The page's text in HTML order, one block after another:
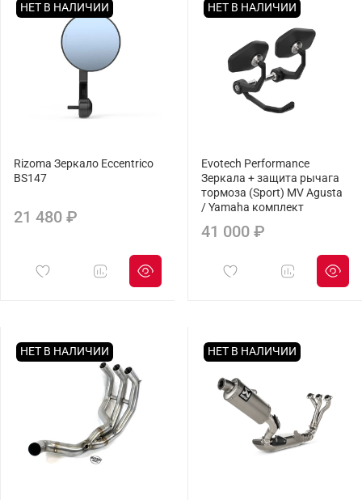
НЕТ В НАЛИЧИИ
Rizoma Зеркало Eccentrico
BS147
21 480 ₽
НЕТ В НАЛИЧИИ
Evotech Performance
Зеркала + защита рычага
тормоза (Sport) MV Agusta
/ Yamaha комплект
41 000 ₽
НЕТ В НАЛИЧИИ НЕТ В НАЛИЧИИ